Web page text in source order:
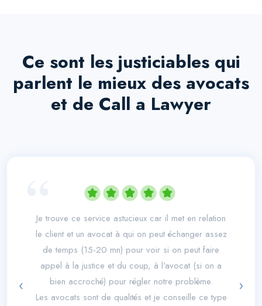
Ce sont les justiciables qui
parlent le mieux des avocats
et de Call a Lawyer
Je trouve ce service astucieux car il met en relation
le client et un avocat à qui on peut échanger assez
de temps (15-20 mn) pour voir si on peut faire
appel à la justice et du coup, à l'avocat (si on a
bien accroché) pour régler notre problème.
Les avocats sont de qualités et je conseille ce type
‹ ›